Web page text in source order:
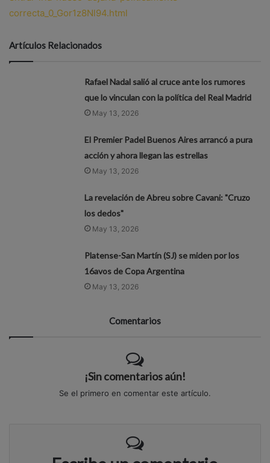
correcta_0_Gor1z8Nl94.html
Artículos Relacionados
Rafael Nadal salió al cruce ante los rumores
que lo vinculan con la política del Real Madrid
May 13, 2026
El Premier Padel Buenos Aires arrancó a pura
acción y ahora llegan las estrellas
May 13, 2026
La revelación de Abreu sobre Cavani: "Cruzo
los dedos"
May 13, 2026
Platense-San Martín (SJ) se miden por los
16avos de Copa Argentina
May 13, 2026
Comentarios
¡Sin comentarios aún!
Se el primero en comentar este artículo.